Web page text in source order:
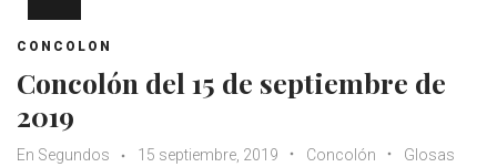
CONCOLON
Concolón del 15 de septiembre de
2019
En Segundos 15 septiembre, 2019 Concolón
Glosas